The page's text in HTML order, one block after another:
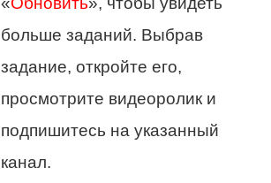
больше заданий. Выбрав
задание, откройте его,
просмотрите видеоролик и
подпишитесь на указанный
канал.